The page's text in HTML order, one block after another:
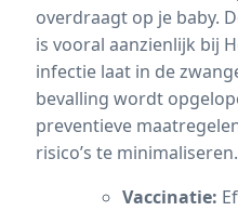
overdraagt op je baby.
is vooral aanzienlijk bij
infectie laat in de
bevalling wordt
preventieve
risico’s te minimaliseren.
Vaccinatie: